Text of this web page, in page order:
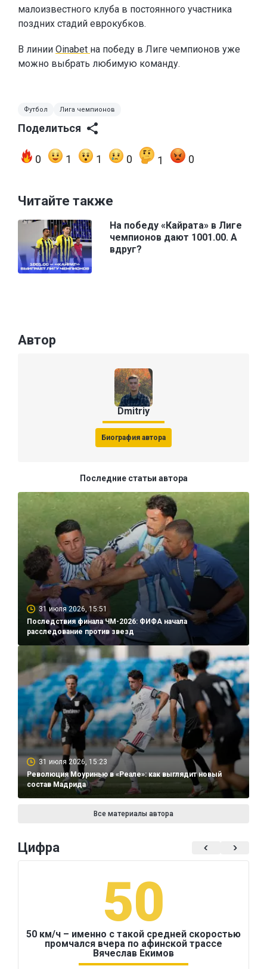
малоизвестного клуба в постоянного участника
поздних стадий еврокубков.
В линии Oinabet на победу в Лиге чемпионов уже
можно выбрать любимую команду.
Футбол Лига чемпионов
Поделиться
0 1 1 0 1 0
Читайте также
На победу «Кайрата» в Лиге
чемпионов дают 1001.00. А
вдруг?
Автор
Dmitriy
Биография автора
Последние статьи автора
31 июля 2026, 15:51
Последствия финала ЧМ-2026: ФИФА начала
расследование против звезд
31 июля 2026, 15:23
Революция Моуринью в «Реале»: как выглядит новый
состав Мадрида
Все материалы автора
Цифра
50
50 км/ч – именно с такой средней скоростью
промчался вчера по афинской трассе
Вячеслав Екимов